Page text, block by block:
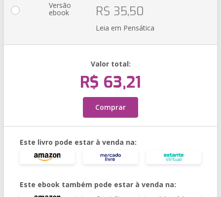
Versão
ebook R$ 35,50
Leia em Pensática
Valor total:
R$ 63,21
Comprar
Este livro pode estar à venda na:
Este ebook também pode estar à venda na: